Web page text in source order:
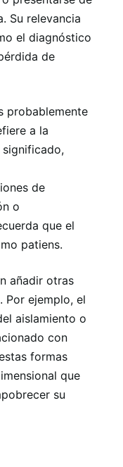
Su relevancia
el diagnóstico
de
probablemente
a la
de
o
que el
patiens.
añadir otras
Por ejemplo, el
aislamiento o
con
formas
que
su